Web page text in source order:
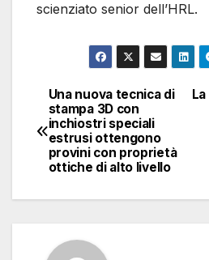
scienziato senior dell’HRL.
Navigazione
articoli
Una nuova tecnica di
stampa 3D con
inchiostri speciali
estrusi ottengono
provini con proprietà
ottiche di alto livello